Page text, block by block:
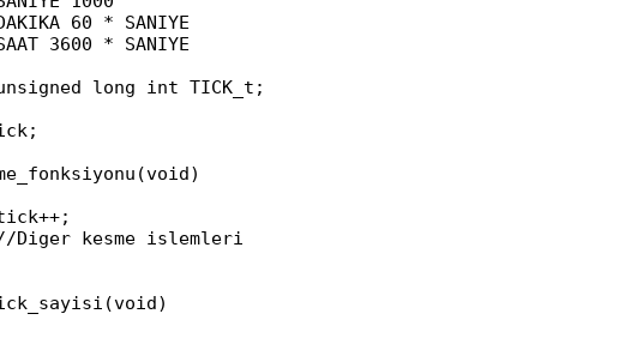
60 * SANIYE
3600 * SANIYE
long int TICK_t;